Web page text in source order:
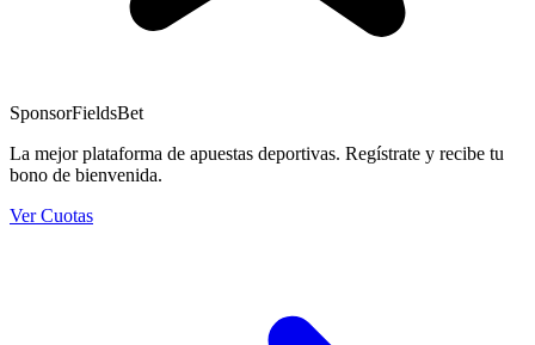
SponsorFieldsBet
La mejor plataforma de apuestas deportivas. Regístrate y recibe tu
bono de bienvenida.
Ver Cuotas